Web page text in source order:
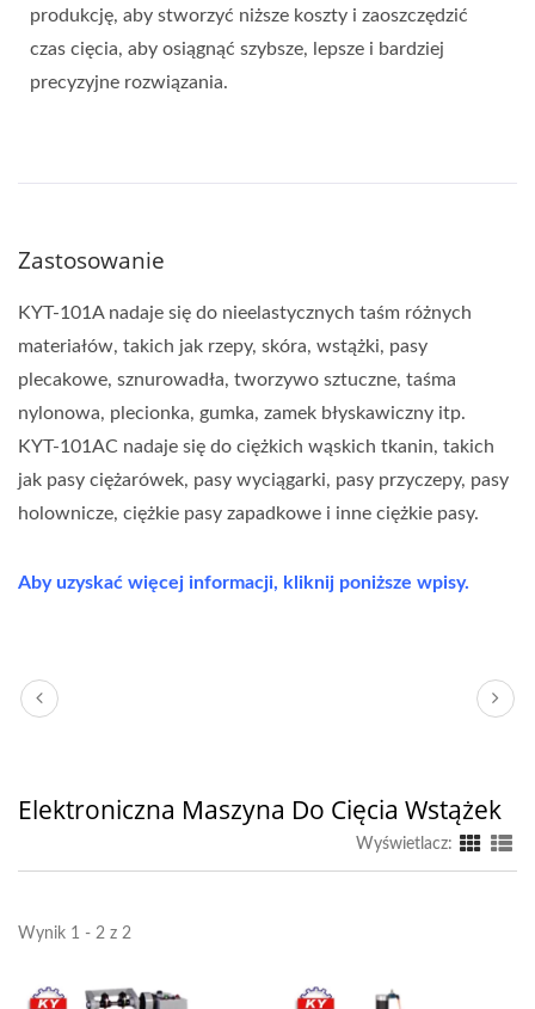
produkcję, aby stworzyć niższe koszty i zaoszczędzić
czas cięcia, aby osiągnąć szybsze, lepsze i bardziej
precyzyjne rozwiązania.
Zastosowanie
KYT-101A nadaje się do nieelastycznych taśm różnych
materiałów, takich jak rzepy, skóra, wstążki, pasy
plecakowe, sznurowadła, tworzywo sztuczne, taśma
nylonowa, plecionka, gumka, zamek błyskawiczny itp.
KYT-101AC nadaje się do ciężkich wąskich tkanin, takich
jak pasy ciężarówek, pasy wyciągarki, pasy przyczepy, pasy
holownicze, ciężkie pasy zapadkowe i inne ciężkie pasy.
Aby uzyskać więcej informacji, kliknij poniższe wpisy.
Elektroniczna Maszyna Do Cięcia Wstążek
Wyświetlacz:
Wynik 1 - 2 z 2